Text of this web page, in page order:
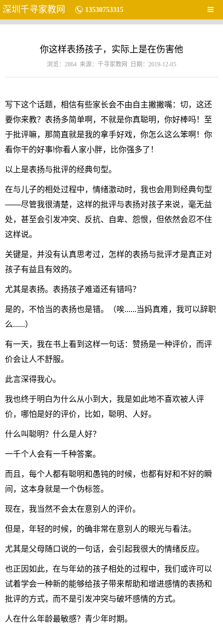
深圳千寻家教网 13530753315
你这样表扬孩子，实际上是在伤害他
浏览：2864 来源：千寻家教网 日期：2019-12-05
写下这个话题，相信有些家长会不由自主撇撇嘴：切，这还
要你来教？表扬多简单啊，不就是你真聪明，你好棒吗！至
于批评嘛，那简直就是我的拿手好戏，你怎么这么笨啊！你
看你干的好事!你看人家小胖，比你强多了！
以上是表扬与批评的经典句型。
在与儿子的相处过程中，情绪激动时，我也会用到经典句型
——尽管我很清楚，这样的批评与表扬对孩子来说，毫无益
处，甚至会引发冲突、反抗、自卑、怨恨，但依然会忍不住
这样说。
关键是，并没有认真思考过，怎样的表扬与批评才是真正对
孩子有益且有效的。
尤其是表扬。表扬孩子难道还有错吗？
是的，不恰当的表扬也是错。（唉......当妈真难，我可以辞职
么......）
有一天，我在书上看到这样一句话：赞扬是一种评价，而评
价会让人不舒服。
此言深得我心。
我也终于明白为什么从小到大，我是如此地不喜欢被人评
价，哪怕是好的评价，比如，聪明、人好。
什么叫聪明？什么是人好？
一千个人会有一千种答案。
而且，每个人都有聪明和愚钝的时候，也都有好和不好的瞬
间，这本身就是一个伪标签。
现在，我当然不会太在意别人的评价。
但是，年轻的时候，的确非常在意别人的眼光与看法。
尤其是父母随口说的一句话，会引起我很大的情绪反应。
也正因如此，在与年幼的孩子相处的过程中，我们或许可以
试着学会一种新的能够给孩子带来帮助和增进感情的表扬和
批评的方式，而不是引发冲突与破坏感情的方式。
人在什么年龄最敏感？青少年时期。